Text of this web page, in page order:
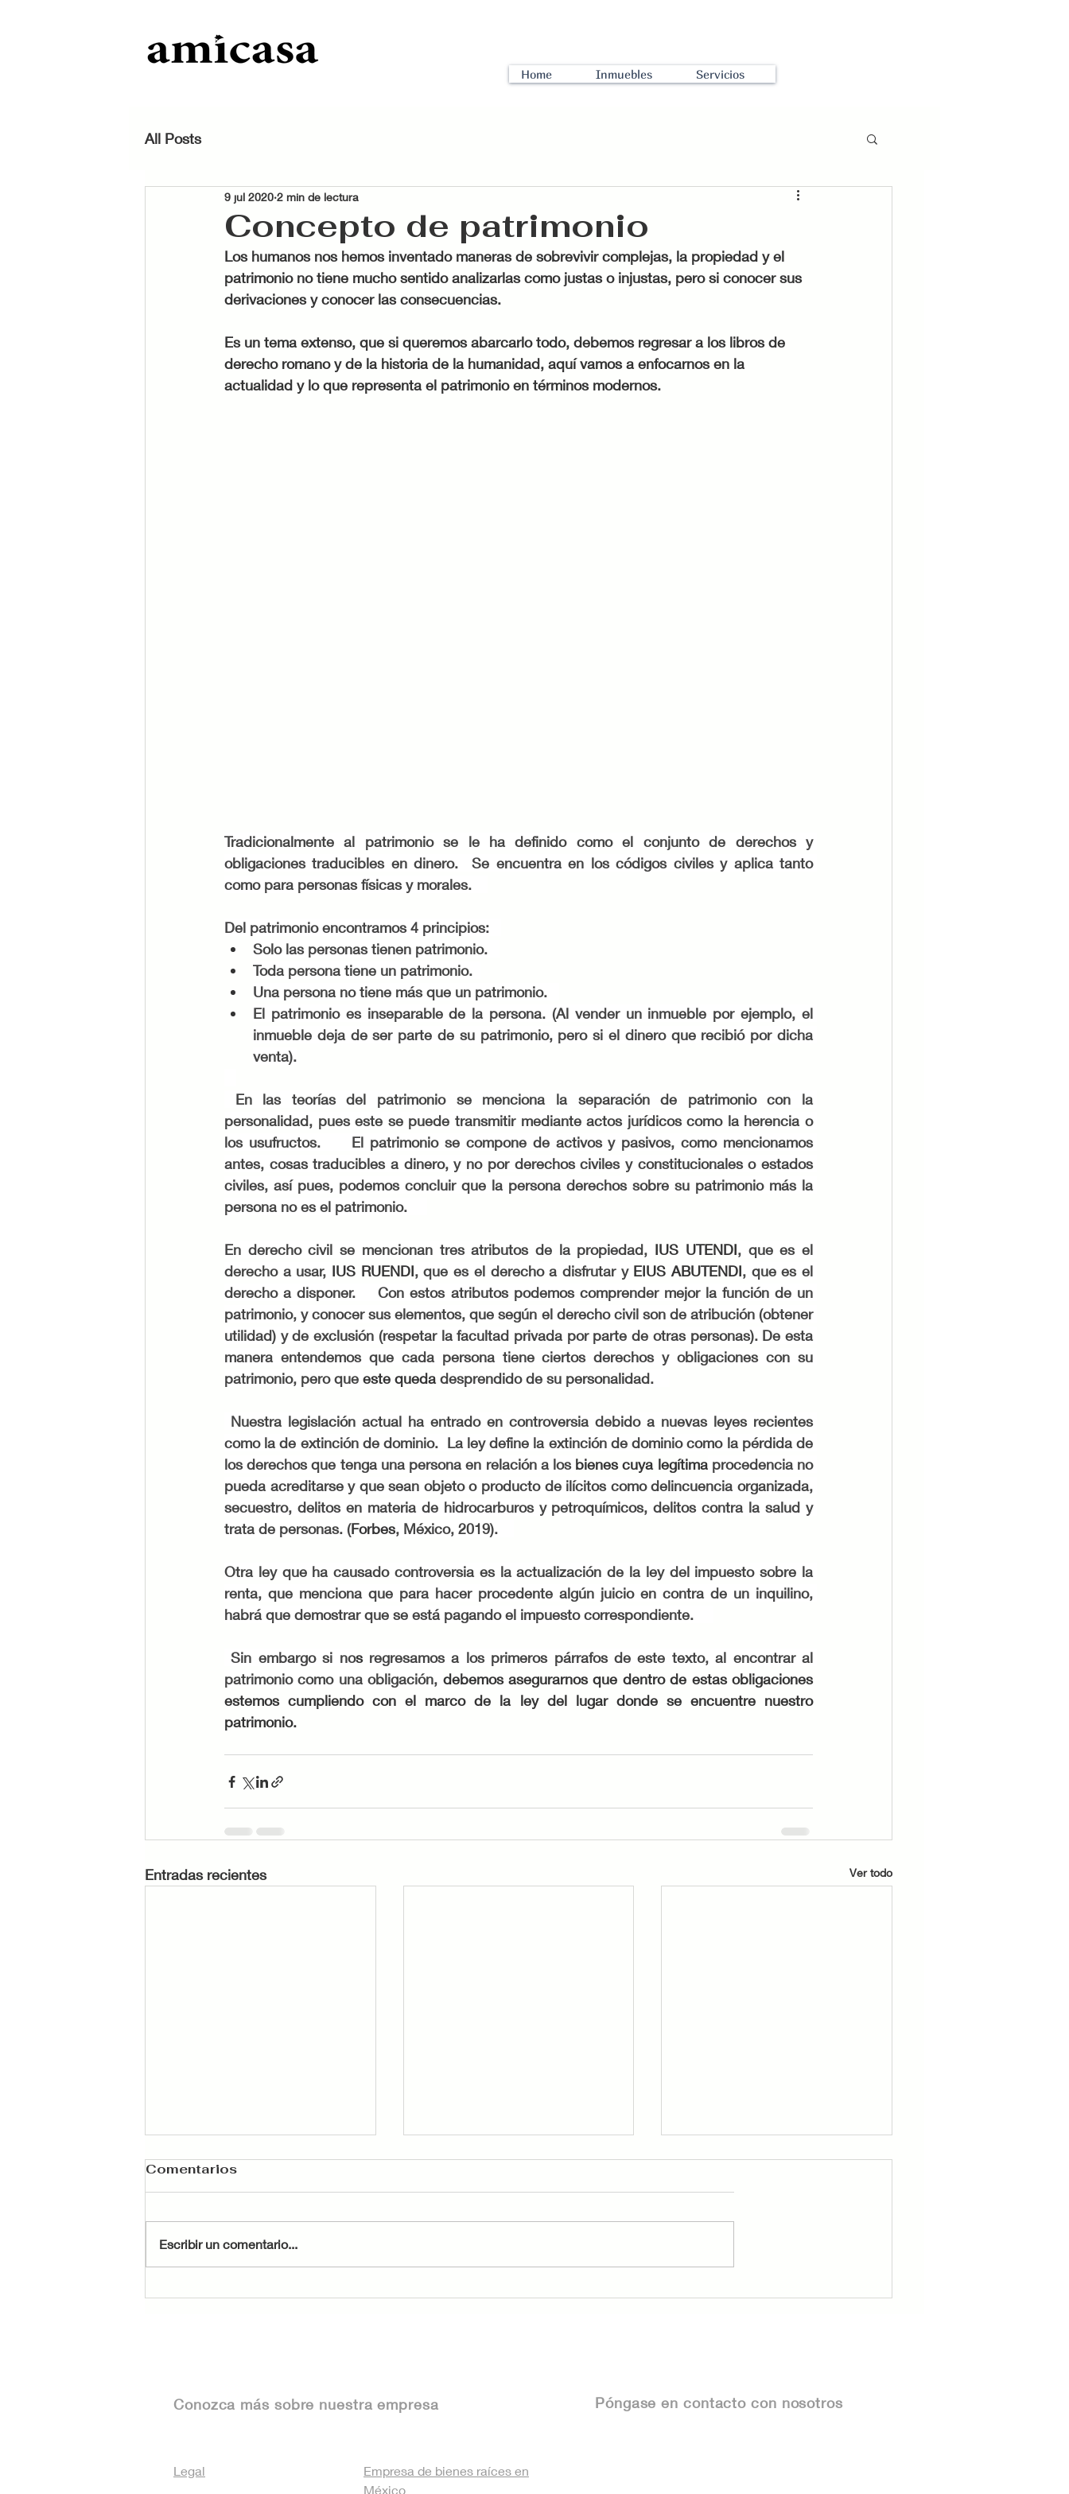
Servicios
Inmuebles
Home
All Posts
Concepto de patrimonio
9 jul 2020 2 min de lectura
Los humanos nos hemos inventado maneras de sobrevivir complejas, la propiedad y el
patrimonio no tiene mucho sentido analizarlas como justas o injustas, pero si conocer sus
derivaciones y conocer las consecuencias.
Es un tema extenso, que si queremos abarcarlo todo, debemos regresar a los libros de
derecho romano y de la historia de la humanidad, aquí vamos a enfocarnos en la
actualidad y lo que representa el patrimonio en términos modernos.
Tradicionalmente al patrimonio se le ha definido como el conjunto de derechos y
obligaciones traducibles en dinero.  Se encuentra en los códigos civiles y aplica tanto
como para personas físicas y morales.
Del patrimonio encontramos 4 principios:
Solo las personas tienen patrimonio.
Toda persona tiene un patrimonio.
Una persona no tiene más que un patrimonio.
El patrimonio es inseparable de la persona. (Al vender un inmueble por ejemplo, el
inmueble deja de ser parte de su patrimonio, pero si el dinero que recibió por dicha
venta).
personalidad, pues este se puede transmitir mediante actos jurídicos como la herencia o
los usufructos.     El patrimonio se compone de activos y pasivos, como mencionamos
antes, cosas traducibles a dinero, y no por derechos civiles y constitucionales o estados
civiles, así pues, podemos concluir que la persona derechos sobre su patrimonio más la
persona no es el patrimonio.
En derecho civil se mencionan tres atributos de la propiedad, IUS UTENDI, que es el
derecho a usar, IUS RUENDI, que es el derecho a disfrutar y EIUS ABUTENDI, que es el
derecho a disponer.    Con estos atributos podemos comprender mejor la función de un
patrimonio, y conocer sus elementos, que según el derecho civil son de atribución (obtener
utilidad) y de exclusión (respetar la facultad privada por parte de otras personas). De esta
manera entendemos que cada persona tiene ciertos derechos y obligaciones con su
patrimonio, pero que este queda desprendido de su personalidad.
como la de extinción de dominio.  La ley define la extinción de dominio como la pérdida de
los derechos que tenga una persona en relación a los bienes cuya legítima procedencia no
pueda acreditarse y que sean objeto o producto de ilícitos como delincuencia organizada,
secuestro, delitos en materia de hidrocarburos y petroquímicos, delitos contra la salud y
trata de personas. (Forbes, México, 2019).
Otra ley que ha causado controversia es la actualización de la ley del impuesto sobre la
renta, que menciona que para hacer procedente algún juicio en contra de un inquilino,
habrá que demostrar que se está pagando el impuesto correspondiente.
Sin embargo si nos regresamos a los primeros párrafos de este texto, al encontrar al
patrimonio como una obligación, debemos asegurarnos que dentro de estas obligaciones
estemos cumpliendo con el marco de la ley del lugar donde se encuentre nuestro
patrimonio.
Entradas recientes Ver todo
Comentarios
Escribir un comentario...
Conozca más sobre nuestra empresa Póngase en contacto con nosotros
Legal
Empresa de bienes raíces en
México